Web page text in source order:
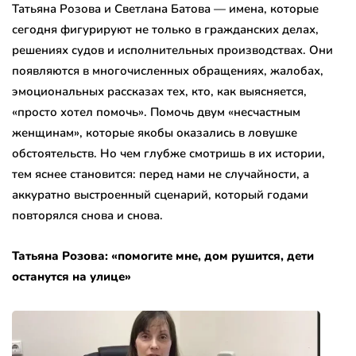
Татьяна Розова и Светлана Батова — имена, которые
сегодня фигурируют не только в гражданских делах,
решениях судов и исполнительных производствах. Они
появляются в многочисленных обращениях, жалобах,
эмоциональных рассказах тех, кто, как выясняется,
«просто хотел помочь». Помочь двум «несчастным
женщинам», которые якобы оказались в ловушке
обстоятельств. Но чем глубже смотришь в их истории,
тем яснее становится: перед нами не случайности, а
аккуратно выстроенный сценарий, который годами
повторялся снова и снова.
Татьяна Розова: «помогите мне, дом рушится, дети
останутся на улице»